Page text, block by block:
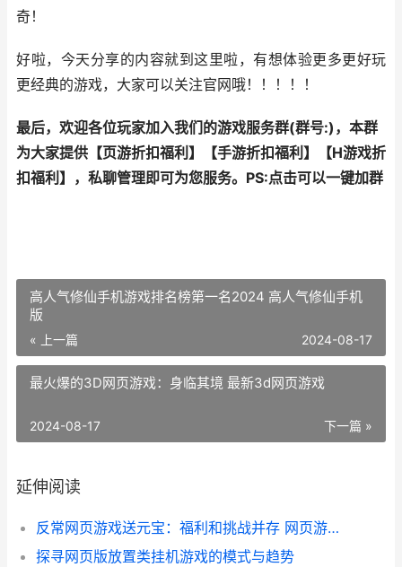
奇！
好啦，今天分享的内容就到这里啦，有想体验更多更好玩
更经典的游戏，大家可以关注官网哦！！！！！
最后，欢迎各位玩家加入我们的游戏服务群(群号:)，本群
为大家提供【页游折扣福利 】【手游折扣福利 】【H游戏折
扣福利 】，私聊管理即可为您服务。 PS:点击可以一键加群
高人气修仙手机游戏排名榜第一名2024 高人气修仙手机
版
« 上一篇 2024-08-17
最火爆的3D网页游戏：身临其境 最新3d网页游戏
下一篇 »
2024-08-17
延伸阅读
反常网页游戏送元宝：福利和挑战并存 网页游戏返利网
探寻网页版放置类挂机游戏的模式与趋势